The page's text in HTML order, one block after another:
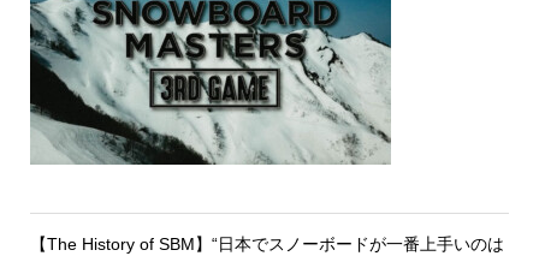
【The History of SBM】“日本でスノーボードが一番上手いのは